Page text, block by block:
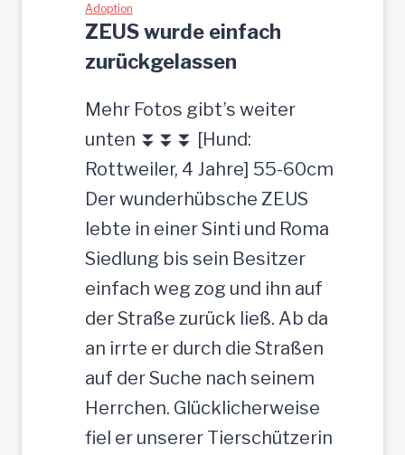
Adoption
ZEUS wurde einfach
zurückgelassen
Mehr Fotos gibt’s weiter
unten ⏬⏬⏬ [Hund:
Rottweiler, 4 Jahre] 55-60cm
Der wunderhübsche ZEUS
lebte in einer Sinti und Roma
Siedlung bis sein Besitzer
einfach weg zog und ihn auf
der Straße zurück ließ. Ab da
an irrte er durch die Straßen
auf der Suche nach seinem
Herrchen. Glücklicherweise
fiel er unserer Tierschützerin